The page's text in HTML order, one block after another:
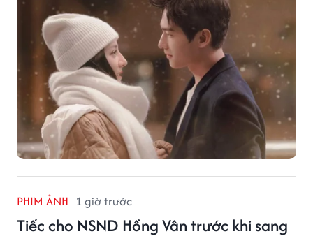
PHIM ẢNH 1 giờ trước
Tiếc cho NSND Hồng Vân trước khi sang